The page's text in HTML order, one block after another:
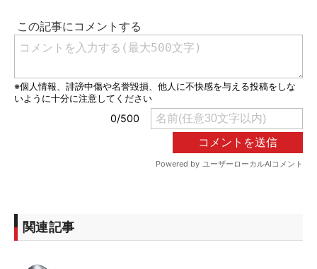
関連記事